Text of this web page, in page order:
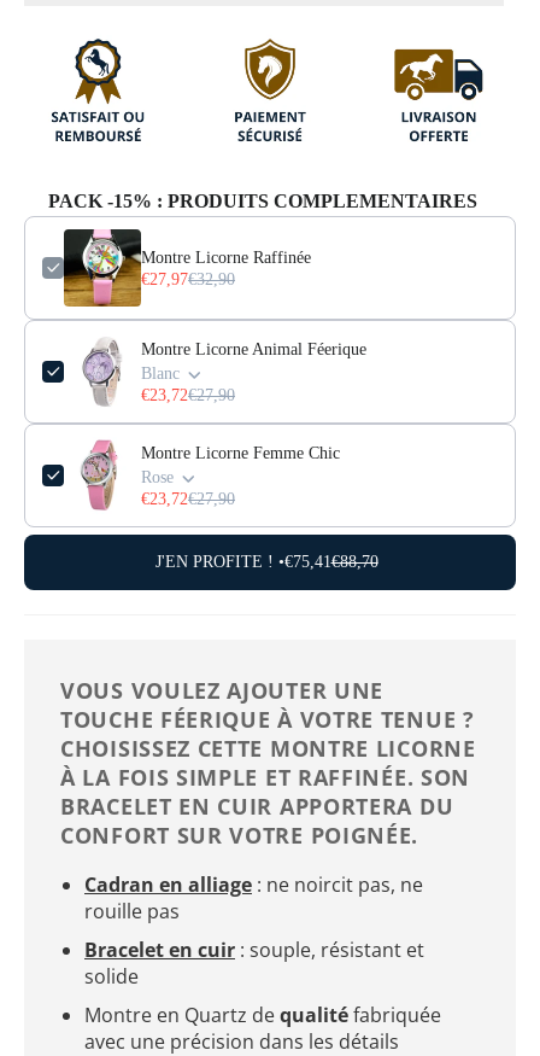
PACK -15% : PRODUITS COMPLEMENTAIRES
Montre Licorne Raffinée
€27,97€32,90
Montre Licorne Animal Féerique
Blanc
€23,72€27,90
Montre Licorne Femme Chic
Rose
€23,72€27,90
J'EN PROFITE ! •€75,41€88,70
VOUS VOULEZ AJOUTER UNE
TOUCHE FÉERIQUE À VOTRE TENUE ?
CHOISISSEZ CETTE MONTRE LICORNE
À LA FOIS SIMPLE ET RAFFINÉE. SON
BRACELET EN CUIR APPORTERA DU
CONFORT SUR VOTRE POIGNÉE.
Cadran en alliage : ne noircit pas, ne
rouille pas
Bracelet en cuir : souple, résistant et
solide
Montre en Quartz dequalitéfabriquée
avec une précision dans les détails